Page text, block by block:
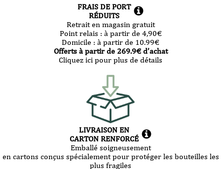
FRAIS DE PORT
RÉDUITS
Retrait en magasin gratuit
Point relais : à partir de 4,90€
Domicile : à partir de 10.99€
Offerts à partir de 269.9€ d’achat
Cliquez ici pour plus de détails
LIVRAISON EN
CARTON RENFORCÉ
Emballé soigneusement
en cartons conçus spécialement pour protéger les bouteilles les
plus fragiles